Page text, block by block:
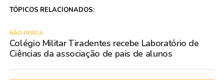
TÓPICOS RELACIONADOS:
NÃO PERCA
Colégio Militar Tiradentes recebe Laboratório de
Ciências da associação de pais de alunos